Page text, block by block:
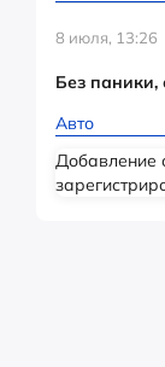
8 июля, 13:26
Без паники,
Авто
Добавление